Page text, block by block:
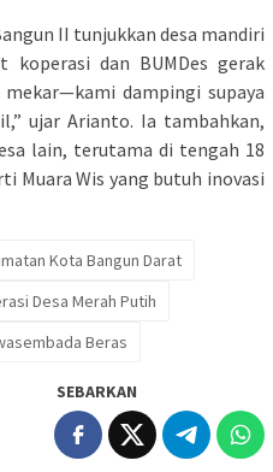
II tunjukkan desa mandiri
koperasi dan BUMDes gerak
dampingi supaya
ujar Arianto. Ia tambahkan,
lain, terutama di tengah 18
Muara Wis yang butuh inovasi
Kota Bangun Darat
Desa Merah Putih
Beras
SEBARKAN